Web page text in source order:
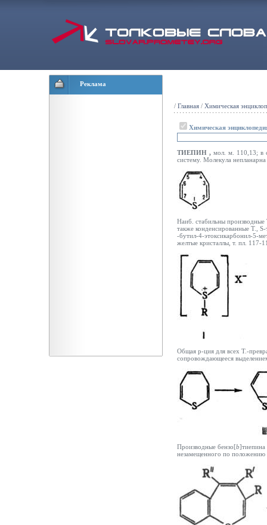
Реклама
/ Главная / Химическая
Химическая
ТИЕПИН , мол. м. 110,13; в
систему. Молекула
Наиб. стабильны
также конденсированные Т.,
-бутил-4-этоксикарбонил-5-
желтые кристаллы, т. пл. 117-
Общая р-ция для всех Т.-
сопровождающееся
Производные бензо[b]тиепина
незамещенного по положению